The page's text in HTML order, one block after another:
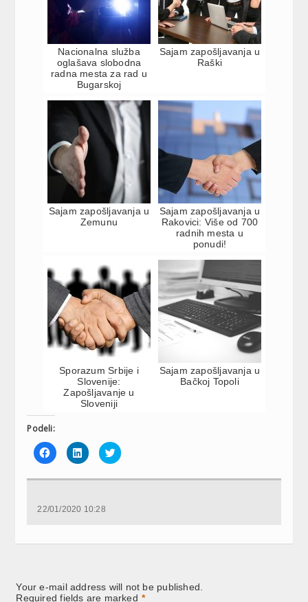
Nacionalna služba
oglašava slobodna
radna mesta za rad u
Bugarskoj
Sajam zapošljavanja u
Raški
Sajam zapošljavanja u
Zemunu
Sajam zapošljavanja u
Rakovici: Više od 700
radnih mesta u
ponudi!
Sporazum Srbije i
Slovenije:
Zapošljavanje u
Sloveniji
Sajam zapošljavanja u
Bačkoj Topoli
Podeli:
Click
to
share
Facebook
new
Click
to
share
LinkedIn
new
Click
to
Twitter
22/01/2020 10:28
Your e-mail address will not be published.
Required fields are marked *